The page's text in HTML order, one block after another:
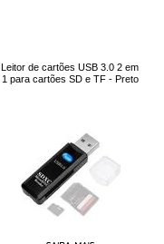
Leitor de cartões USB 3.0 2 em
1 para cartões SD e TF - Preto